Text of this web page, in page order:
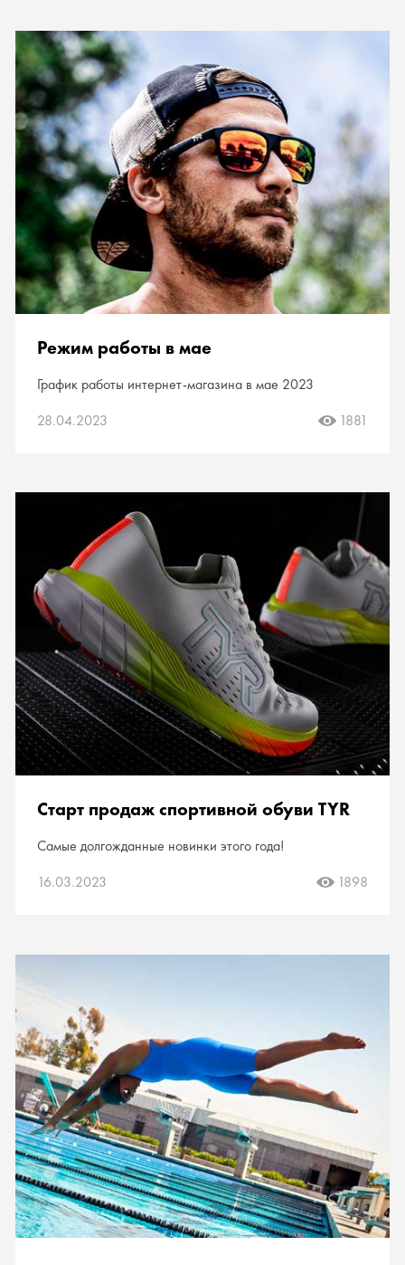
Режим работы в мае
График работы интернет-магазина в мае 2023
28.04.2023 1881
Старт продаж спортивной обуви TYR
Самые долгожданные новинки этого года!
16.03.2023 1898